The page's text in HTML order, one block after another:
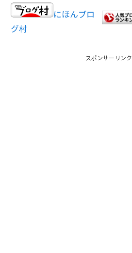
にほんブロ
グ村
スポンサーリンク